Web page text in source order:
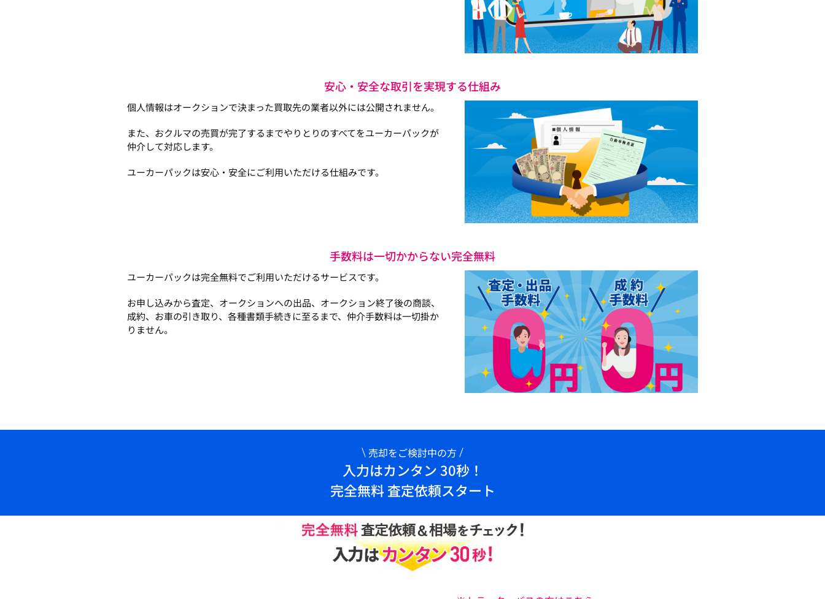
安心・安全な取引を実現する仕組み
個人情報はオークションで決まった買取先の業者以外には公開されません。
また、おクルマの売買が完了するまでやりとりのすべてをユーカーパックが
仲介して対応します。
ユーカーパックは安心・安全にご利用いただける仕組みです。
手数料は一切かからない完全無料
ユーカーパックは完全無料でご利用いただけるサービスです。
お申し込みから査定、オークションへの出品、オークション終了後の商談、
成約、お車の引き取り、各種書類手続きに至るまで、仲介手数料は一切掛か
りません。
売却をご検討中の方
入力はカンタン 30秒！
完全無料 査定依頼スタート